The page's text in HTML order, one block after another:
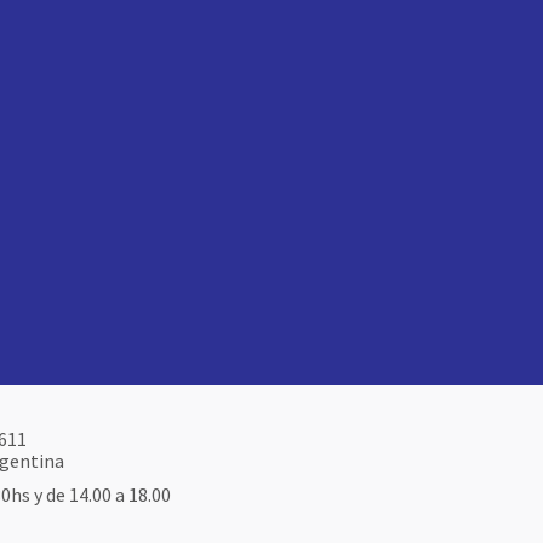
y de 14.00 a 18.00